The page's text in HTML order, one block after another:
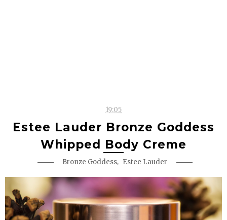
19:05
Estee Lauder Bronze Goddess
Whipped Body Creme
Bronze Goddess, Estee Lauder